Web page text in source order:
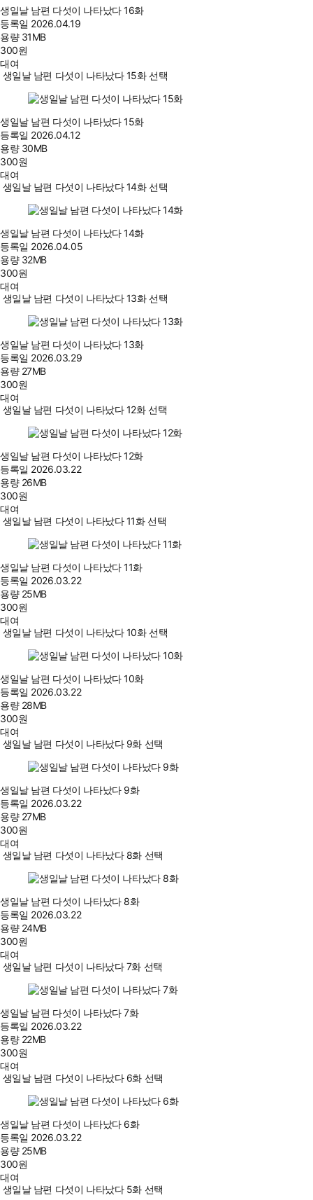
생일날 남편 다섯이 나타났다 16화
등록일 2026.04.19
용량 31MB
300원
대여
생일날 남편 다섯이 나타났다 15화 선택
생일날 남편 다섯이 나타났다 15화
등록일 2026.04.12
용량 30MB
300원
대여
생일날 남편 다섯이 나타났다 14화 선택
생일날 남편 다섯이 나타났다 14화
등록일 2026.04.05
용량 32MB
300원
대여
생일날 남편 다섯이 나타났다 13화 선택
생일날 남편 다섯이 나타났다 13화
등록일 2026.03.29
용량 27MB
300원
대여
생일날 남편 다섯이 나타났다 12화 선택
생일날 남편 다섯이 나타났다 12화
등록일 2026.03.22
용량 26MB
300원
대여
생일날 남편 다섯이 나타났다 11화 선택
생일날 남편 다섯이 나타났다 11화
등록일 2026.03.22
용량 25MB
300원
대여
생일날 남편 다섯이 나타났다 10화 선택
생일날 남편 다섯이 나타났다 10화
등록일 2026.03.22
용량 28MB
300원
대여
생일날 남편 다섯이 나타났다 9화 선택
생일날 남편 다섯이 나타났다 9화
등록일 2026.03.22
용량 27MB
300원
대여
생일날 남편 다섯이 나타났다 8화 선택
생일날 남편 다섯이 나타났다 8화
등록일 2026.03.22
용량 24MB
300원
대여
생일날 남편 다섯이 나타났다 7화 선택
생일날 남편 다섯이 나타났다 7화
등록일 2026.03.22
용량 22MB
300원
대여
생일날 남편 다섯이 나타났다 6화 선택
생일날 남편 다섯이 나타났다 6화
등록일 2026.03.22
용량 25MB
300원
대여
생일날 남편 다섯이 나타났다 5화 선택